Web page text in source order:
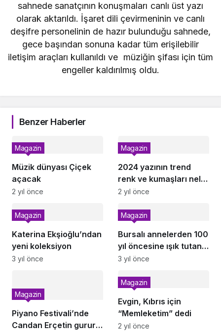
sahnede sanatçının konuşmaları canlı üst yazı
olarak aktarıldı. İşaret dili çevirmeninin ve canlı
deşifre personelinin de hazır bulunduğu sahnede,
gece başından sonuna kadar tüm erişilebilir
iletişim araçları kullanıldı ve müziğin şifası için tüm
engeller kaldırılmış oldu.
Benzer Haberler
Müzik dünyası Çiçek
açacak
Magazin
2 yıl önce
2024 yazının trend
renk ve kumaşları neler
olacak?
Magazin
2 yıl önce
Katerina Ekşioğlu’ndan
yeni koleksiyon
Magazin
3 yıl önce
Bursalı annelerden 100
yıl öncesine ışık tutan
buluşma
Magazin
3 yıl önce
Piyano Festivali’nde
Candan Erçetin gurur
Magazin
Evgin, Kıbrıs için
“Memleketim” dedi
Magazin
2 yıl önce